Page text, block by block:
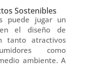
Sostenibles
puede jugar un
el diseño de
tanto atractivos
como
ambiente. A